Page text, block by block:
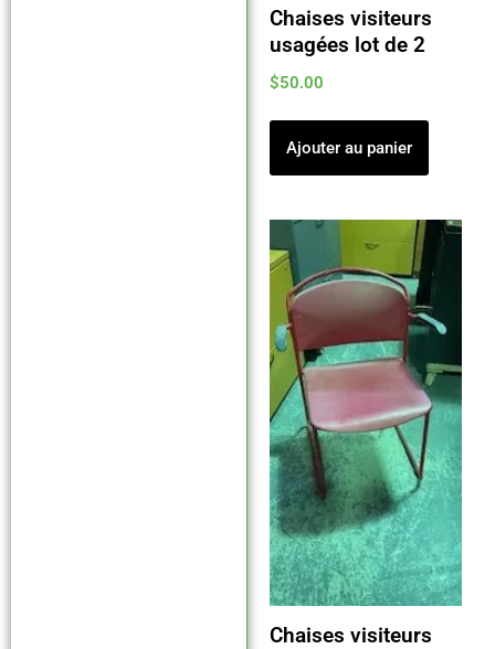
Chaises visiteurs
usagées lot de 2
$50.00
Ajouter au panier
Chaises visiteurs